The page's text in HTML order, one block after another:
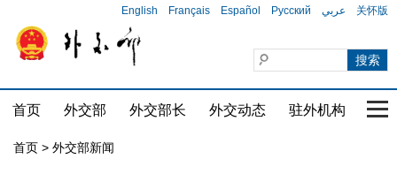
English Français Español Русский عربي 关怀版
首页 外交部 外交部长 外交动态 驻外机构 国
首页 > 外交部新闻